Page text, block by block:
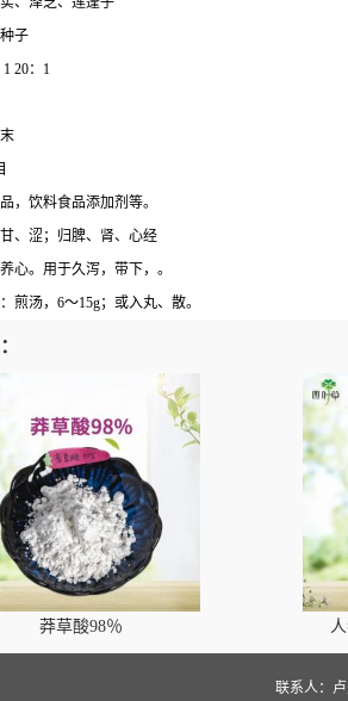
子
20：1
，饮料食品添加剂等。
、涩；归脾、肾、心经
心。用于久泻，带下，。
煎汤，6～15g；或入丸、散。
莽草酸98％
联系人：